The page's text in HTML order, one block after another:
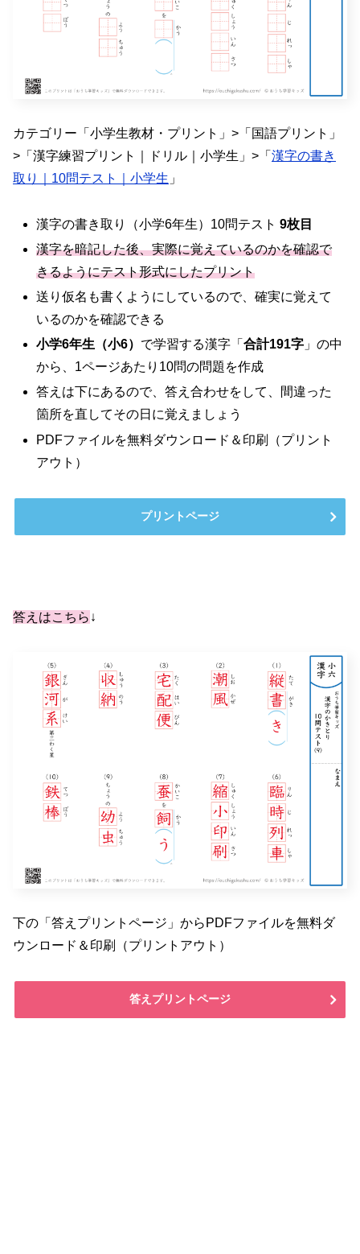
カテゴリー「小学生教材・プリント」>「国語プリント」
>「漢字練習プリント｜ドリル｜小学生」>「 漢字の書き
取り｜10問テスト｜小学生 」
漢字の書き取り（小学6年生）10問テスト9枚目
漢字を暗記した後、実際に覚えているのかを確認で
きるようにテスト形式にしたプリント
送り仮名も書くようにしているので、確実に覚えて
いるのかを確認できる
小学6年生（小6） で学習する漢字「合計191字 」の中
から、1ページあたり10問の問題を作成
答えは下にあるので、答え合わせをして、間違った
箇所を直してその日に覚えましょう
PDFファイルを無料ダウンロード＆印刷（プリント
アウト）
プリントページ
答えはこちら ↓
下の「答えプリントページ」からPDFファイルを無料ダ
ウンロード＆印刷（プリントアウト）
答えプリントページ